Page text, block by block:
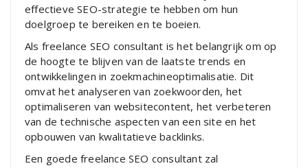
effectieve SEO-strategie te hebben om hun
doelgroep te bereiken en te boeien.
Als freelance SEO consultant is het belangrijk om op
de hoogte te blijven van de laatste trends en
ontwikkelingen in zoekmachineoptimalisatie. Dit
omvat het analyseren van zoekwoorden, het
optimaliseren van websitecontent, het verbeteren
van de technische aspecten van een site en het
opbouwen van kwalitatieve backlinks.
Een goede freelance SEO consultant zal